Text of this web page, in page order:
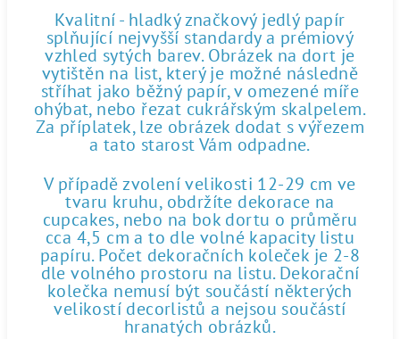
Kvalitní - hladký značkový jedlý papír
splňující nejvyšší standardy a prémiový
vzhled sytých barev. Obrázek na dort je
vytištěn na list, který je možné následně
stříhat jako běžný papír, v omezené míře
ohýbat, nebo řezat cukrářským skalpelem.
Za příplatek, lze obrázek dodat s výřezem
a tato starost Vám odpadne.
V případě zvolení velikosti 12-29 cm ve
tvaru kruhu, obdržíte dekorace na
cupcakes, nebo na bok dortu o průměru
cca 4,5 cm a to dle volné kapacity listu
papíru. Počet dekoračních koleček je 2-8
dle volného prostoru na listu. Dekorační
kolečka nemusí být součástí některých
velikostí decorlistů a nejsou součástí
hranatých obrázků.